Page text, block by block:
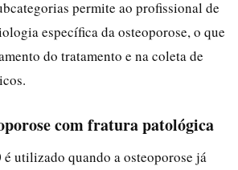
permite ao profissional de
específica da osteoporose, o que
do tratamento e na coleta de
com fratura patológica
é utilizado quando a osteoporose já